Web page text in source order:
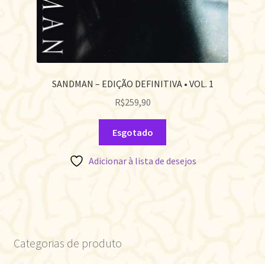
SANDMAN – EDIÇÃO DEFINITIVA • VOL. 1
R$259,90
Esgotado
Adicionar à lista de desejos
Categorias de produto